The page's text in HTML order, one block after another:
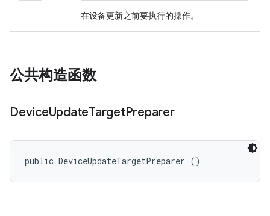
在设备更新之前要执行的操作。
公共构造函数
DeviceUpdateTargetPreparer
public DeviceUpdateTargetPreparer ()